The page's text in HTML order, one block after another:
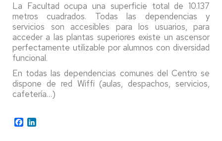
La Facultad ocupa una superficie total de 10.137
metros cuadrados. Todas las dependencias y
servicios son accesibles para los usuarios, para
acceder a las plantas superiores existe un ascensor
perfectamente utilizable por alumnos con diversidad
funcional.
En todas las dependencias comunes del Centro se
dispone de red Wiffi (aulas, despachos, servicios,
cafetería…)
Facebook